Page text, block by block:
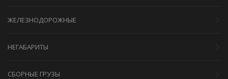
ЖЕЛЕЗНОДОРОЖНЫЕ
НЕГАБАРИТЫ
СБОРНЫЕ ГРУЗЫ